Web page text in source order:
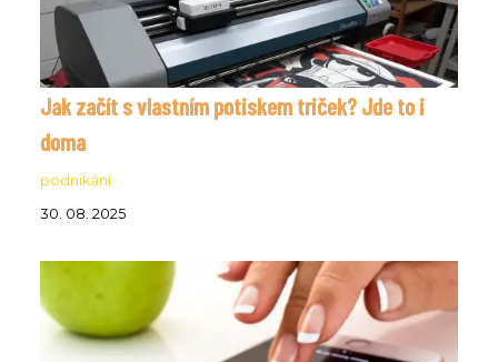
Jak začít s vlastním potiskem triček? Jde to i
doma
podnikání
30. 08. 2025